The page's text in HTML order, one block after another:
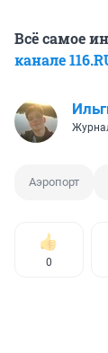
Всё самое
канале
Аэропорт
0